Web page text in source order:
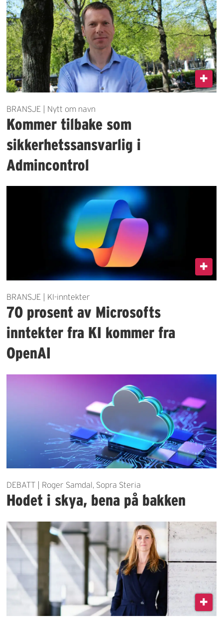
BRANSJE | Nytt om navn
Kommer tilbake som
sikkerhetssansvarlig i
Admincontrol
BRANSJE | KI-inntekter
70 prosent av Microsofts
inntekter fra KI kommer fra
OpenAI
DEBATT | Roger Samdal, Sopra Steria
Hodet i skya, bena på bakken